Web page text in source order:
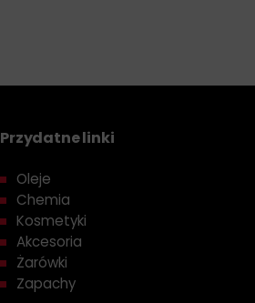
Przydatne linki
Oleje
Chemia
Kosmetyki
Akcesoria
Żarówki
Zapachy